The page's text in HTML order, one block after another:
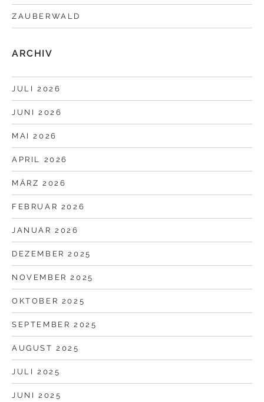
ZAUBERWALD
ARCHIV
JULI 2026
JUNI 2026
MAI 2026
APRIL 2026
MÄRZ 2026
FEBRUAR 2026
JANUAR 2026
DEZEMBER 2025
NOVEMBER 2025
OKTOBER 2025
SEPTEMBER 2025
AUGUST 2025
JULI 2025
JUNI 2025